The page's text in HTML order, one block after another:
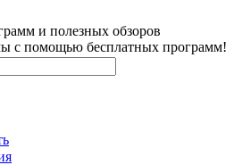
и полезных обзоров
с помощью бесплатных программ!